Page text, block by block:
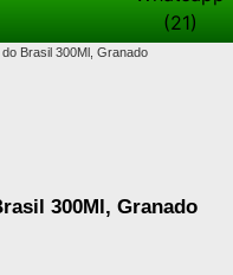
Brasil 300Ml, Granado
300Ml, Granado